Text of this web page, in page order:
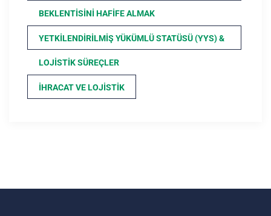
BEKLENTISINI HAFIFE ALMAK
YETKILENDIRILMIŞ YÜKÜMLÜ STATÜSÜ (YYS) &
LOJISTIK SÜREÇLER
İHRACAT VE LOJISTIK